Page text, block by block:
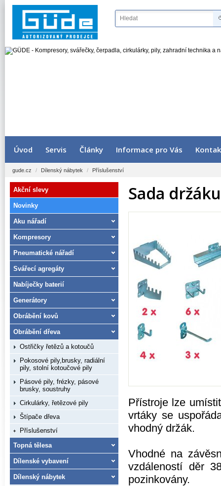
Úvod Servis Články Informace pro Vás
gude.cz / Dílenský nábytek / Příslušenství
Sada
Přístroje lze
vrtáky se
vhodný držák.
Vhodné na
vzdáleností děr
pozinkovány.
Akční slevy
Novinky
Aku nářadí
Kompresory
Pneumatické nářadí
Svářecí agregáty
Nabíječky baterií
Generátory
Obrábění kovů
Obrábění dřeva
Ostřičky řetězů a kotoučů
Pokosové pily,brusky, radiální
pily, stolní kotoučové pily
Pásové pily, frézky, pásové
brusky, soustruhy
Cirkulárky, řetězové pily
Štípače dřeva
Příslušenství
Topná tělesa
Dílenské vybavení
Dílenský nábytek